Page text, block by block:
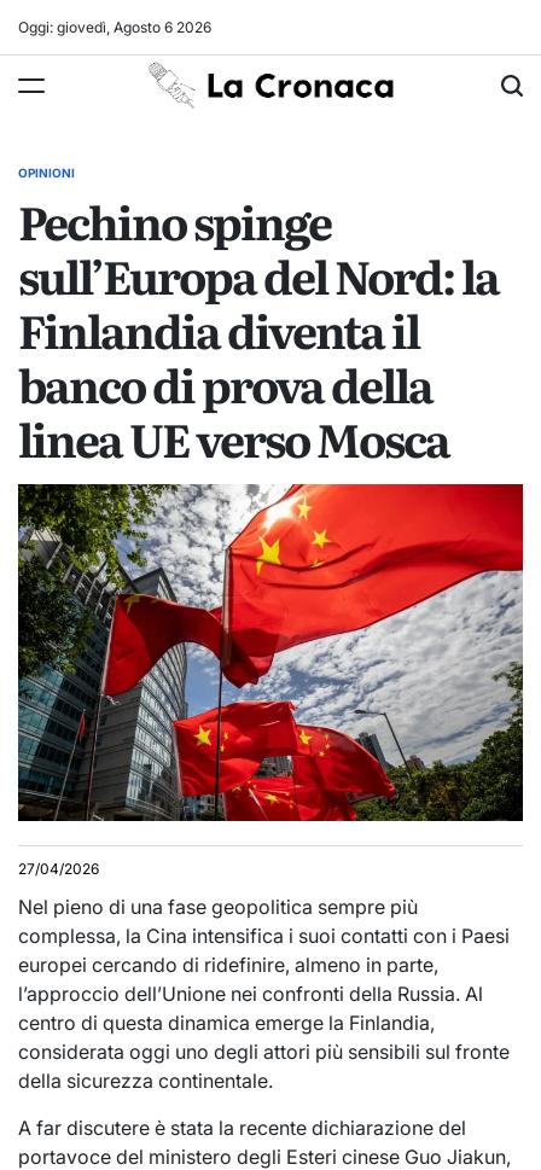
Oggi: giovedì, Agosto 6 2026
La
Cronaca
POSTED
OPINIONI
Pechino spinge
sull’Europa del Nord: la
Finlandia diventa il
banco di prova della
linea UE verso Mosca
27/04/2026
Nel pieno di una fase geopolitica sempre più
complessa, la Cina intensifica i suoi contatti con i Paesi
europei cercando di ridefinire, almeno in parte,
l’approccio dell’Unione nei confronti della Russia. Al
centro di questa dinamica emerge la Finlandia,
considerata oggi uno degli attori più sensibili sul fronte
della sicurezza continentale.
A far discutere è stata la recente dichiarazione del
portavoce del ministero degli Esteri cinese Guo Jiakun,